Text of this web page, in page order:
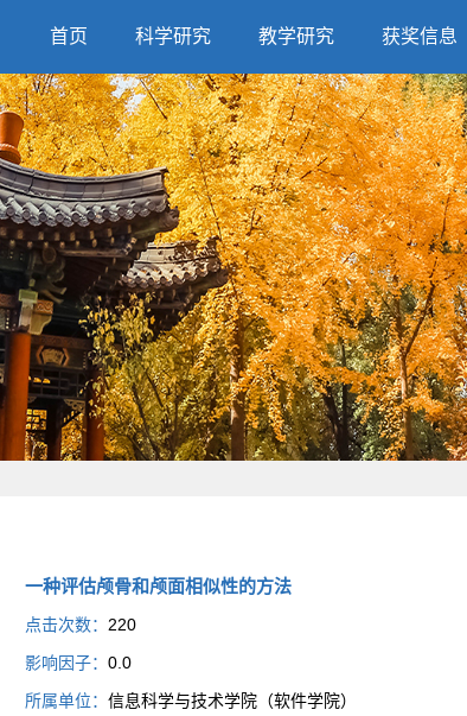
首页 科学研究 教学研究 获奖信息
一种评估颅骨和颅面相似性的方法
点击次数： 220
影响因子： 0.0
所属单位： 信息科学与技术学院（软件学院）